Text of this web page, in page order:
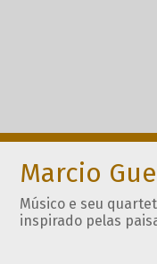
Marcio
Músico e seu
inspirado pelas